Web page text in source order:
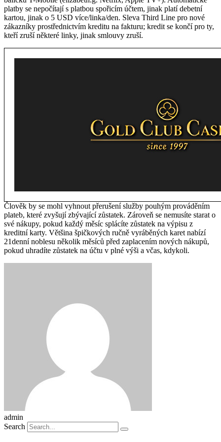
platby se nepočítají s platbou spořicím účtem, jinak platí debetní
kartou, jinak o 5 USD více/linka/den. Sleva Third Line pro nové
zákazníky prostřednictvím kreditu na fakturu; kredit se končí pro ty,
kteří zruší některé linky, jinak smlouvy zruší.
Člověk by se mohl vyhnout přerušení služby pouhým prováděním
plateb, které zvyšují zbývající zůstatek. Zároveň se nemusíte starat o
své nákupy, pokud každý měsíc splácíte zůstatek na výpisu z
kreditní karty. Většina špičkových ručně vyráběných karet nabízí
21denní noblesu několik měsíců před zaplacením nových nákupů,
pokud uhradíte zůstatek na účtu v plné výši a včas, kdykoli.
admin
Search